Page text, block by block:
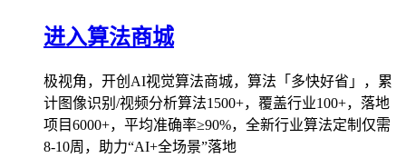
进入算法商城
极视角，开创AI视觉算法商城，算法「多快好省」，累
计图像识别/视频分析算法1500+，覆盖行业100+，落地
项目6000+，平均准确率≥90%，全新行业算法定制仅需
8-10周，助力“AI+全场景”落地